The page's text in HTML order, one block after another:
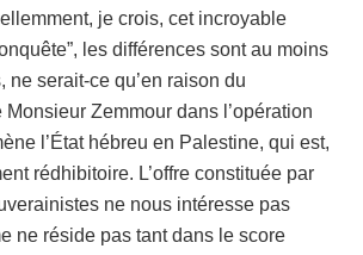
je crois, cet incroyable
les différences sont au moins
ne serait-ce qu’en raison du
Zemmour dans l’opération
l’État hébreu en Palestine, qui est,
rédhibitoire. L’offre constituée par
ne nous intéresse pas
ne réside pas tant dans le score